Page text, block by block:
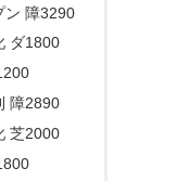
ン 障3290
ダ1800
障2890
芝2000